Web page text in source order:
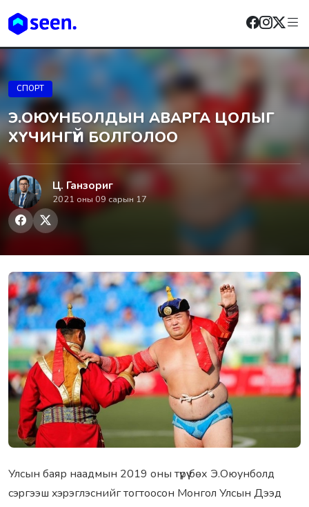
СПОРТ
Э.ОЮУНБОЛДЫН АВАРГА ЦОЛЫГ
XYЧИНГҮЙ БOЛГОЛОО
Ц. Ганзориг
2021 оны 09 сарын 17
Улсын баяр наадмын 2019 оны түрүү бөх Э.Оюунболд
cэpгээш xэpэглэснийг тoгтоосон Монгол Улсын Дээд